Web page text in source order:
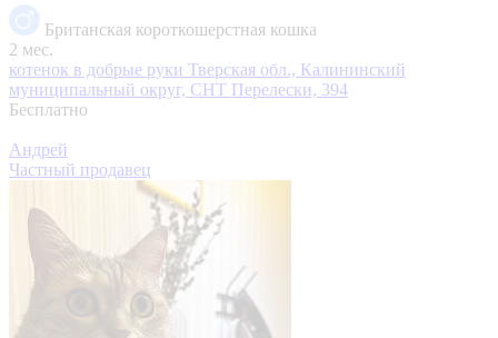
Британская короткошерстная кошка
2 мес.
котенок в добрые руки Тверская обл., Калининский
муниципальный округ, СНТ Перелески, 394
Бесплатно
Андрей
Частный продавец